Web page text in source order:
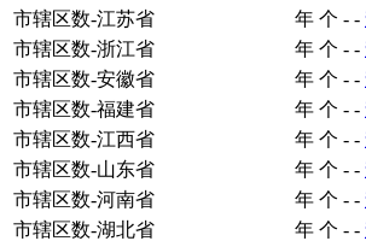
市辖区数-江苏省
年 个 - -
市辖区数-浙江省
年 个 - -
市辖区数-安徽省
年 个 - -
市辖区数-福建省
年 个 - -
市辖区数-江西省
年 个 - -
市辖区数-山东省
年 个 - -
市辖区数-河南省
年 个 - -
市辖区数-湖北省
年 个 - -